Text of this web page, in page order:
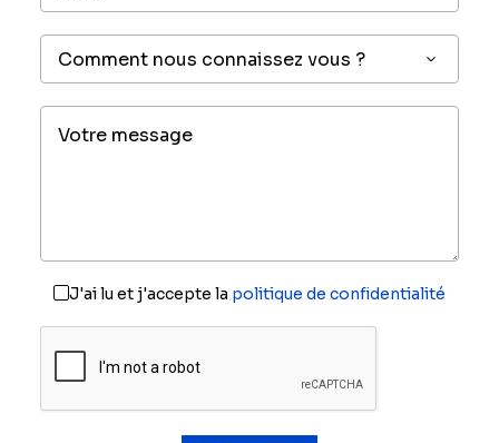
J'ai lu et j'accepte la politique de confidentialité